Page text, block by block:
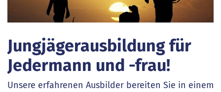
Jungjägerausbildung für
Jedermann und -frau!
Unsere erfahrenen Ausbilder bereiten Sie in einem